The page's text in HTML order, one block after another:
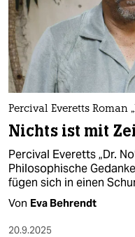
Percival Everetts Roman
Nichts ist mit
Percival Everetts „Dr.
Philosophische
fügen sich in einen
Von Eva Behrendt
20.9.2025